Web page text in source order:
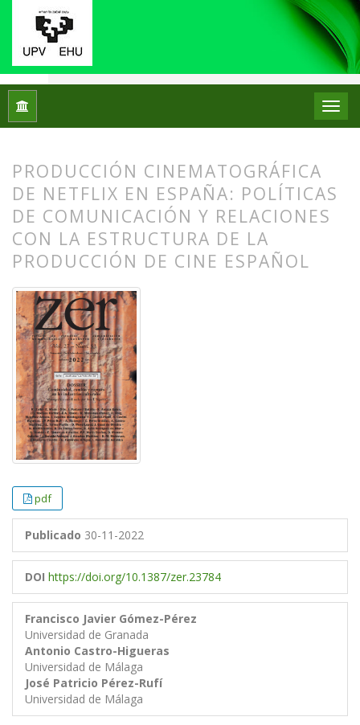
Inicio Vol. 27 Núm. 53 (2022): ZER. Revista de
PRODUCCIÓN CINEMATOGRÁFICA
DE NETFLIX EN ESPAÑA: POLÍTICAS
DE COMUNICACIÓN Y RELACIONES
CON LA ESTRUCTURA DE LA
PRODUCCIÓN DE CINE ESPAÑOL
pdf
Publicado 30-11-2022
DOI https://doi.org/10.1387/zer.23784
Francisco Javier Gómez-Pérez
Universidad de Granada
Antonio Castro-Higueras
Universidad de Málaga
José Patricio Pérez-Rufí
Universidad de Málaga